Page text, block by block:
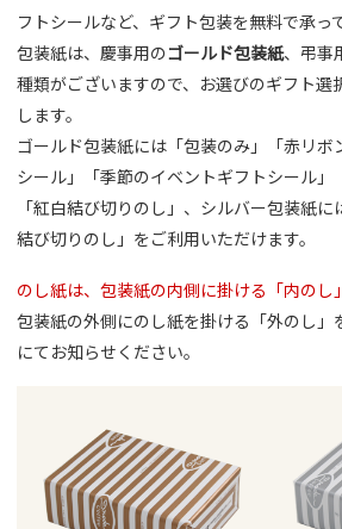
フトシールなど、ギフト包装を無料で承っ
包装紙は、慶事用のゴールド包装紙、弔事
種類がございますので、お選びのギフト選
します。
ゴールド包装紙には「包装のみ」「赤リボ
シール」「季節のイベントギフトシール」
「紅白結び切りのし」、シルバー包装紙
結び切りのし」をご利用いただけます。
のし紙は、包装紙の内側に掛ける「内のし
包装紙の外側にのし紙を掛ける「外のし」
にてお知らせください。